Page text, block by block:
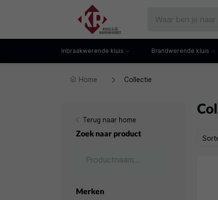
Inbraakwerende kluis
Gecertificeerde kluis
Kluiskast
Datakluis
Brandwerende kluis
Documentenkluis
Brandwerende
Brandwerende
Home Collectie
Terug naar home
Zoek naar product
Merken